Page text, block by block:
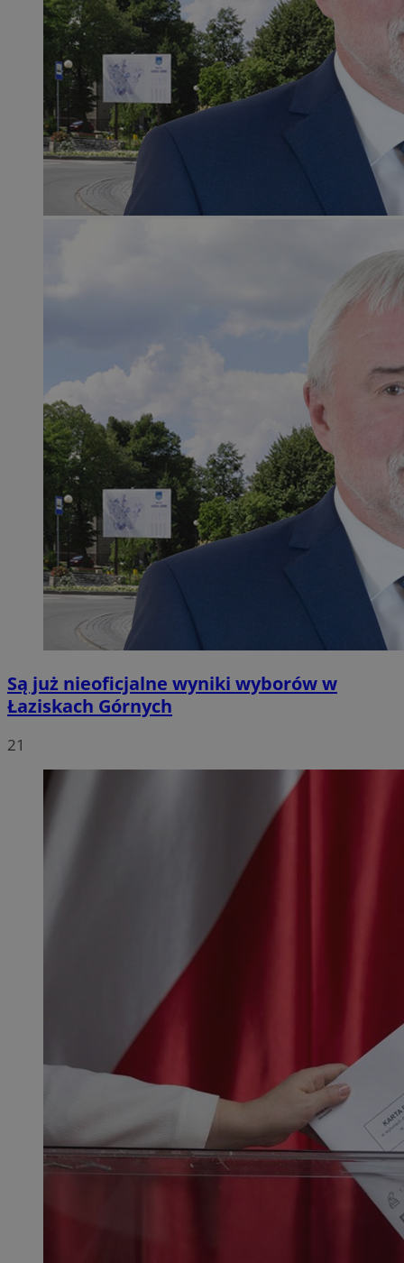
Są już nieoficjalne wyniki wyborów w
Łaziskach Górnych
21